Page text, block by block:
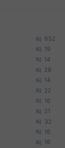
652
19
14
28
14
22
16
21
32
16
16